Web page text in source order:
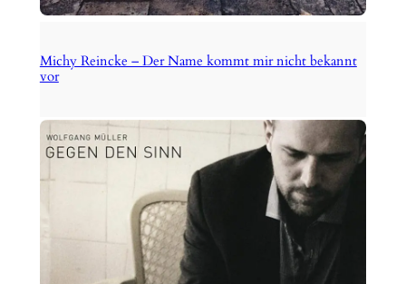
Michy Reincke – Der Name kommt mir nicht bekannt
vor